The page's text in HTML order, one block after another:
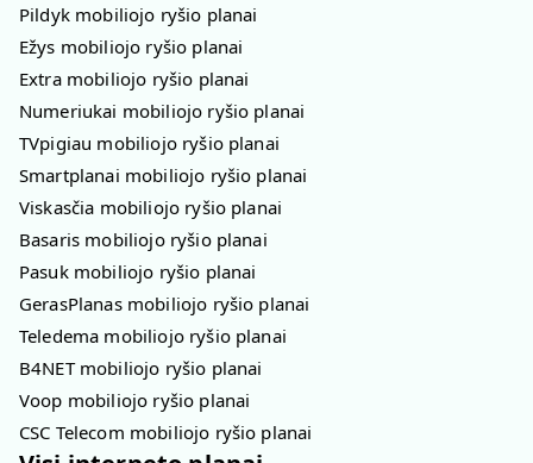
Pildyk mobiliojo ryšio planai
Ežys mobiliojo ryšio planai
Extra mobiliojo ryšio planai
Numeriukai mobiliojo ryšio planai
TVpigiau mobiliojo ryšio planai
Smartplanai mobiliojo ryšio planai
Viskasčia mobiliojo ryšio planai
Basaris mobiliojo ryšio planai
Pasuk mobiliojo ryšio planai
GerasPlanas mobiliojo ryšio planai
Teledema mobiliojo ryšio planai
B4NET mobiliojo ryšio planai
Voop mobiliojo ryšio planai
CSC Telecom mobiliojo ryšio planai